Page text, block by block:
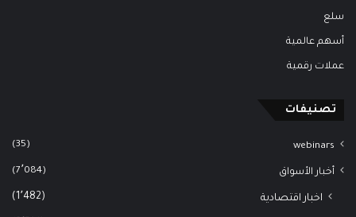
سلع
أسهم عالمية
عملات رقمية
تصنيفات
webinars
(35)
أخبار الأسواق (7٬084)
اخبار اقتصادية (1٬482)